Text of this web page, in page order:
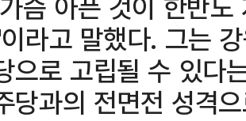
라고 말했다. 그는
으로 고립될 수 있다
당과의 전면전 성격